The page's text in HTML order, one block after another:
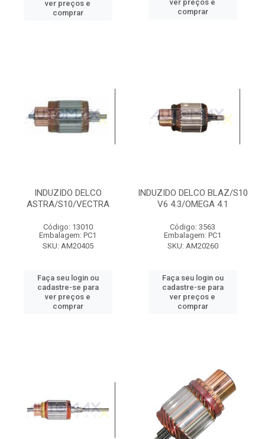
ver preços e
comprar
ver preços e
comprar
INDUZIDO DELCO
ASTRA/S10/VECTRA
Código: 13010
Embalagem: PC1
SKU: AM20405
Faça seu login ou
cadastre-se para
ver preços e
comprar
INDUZIDO DELCO BLAZ/S10
V6 4.3/OMEGA 4.1
Código: 3563
Embalagem: PC1
SKU: AM20260
Faça seu login ou
cadastre-se para
ver preços e
comprar